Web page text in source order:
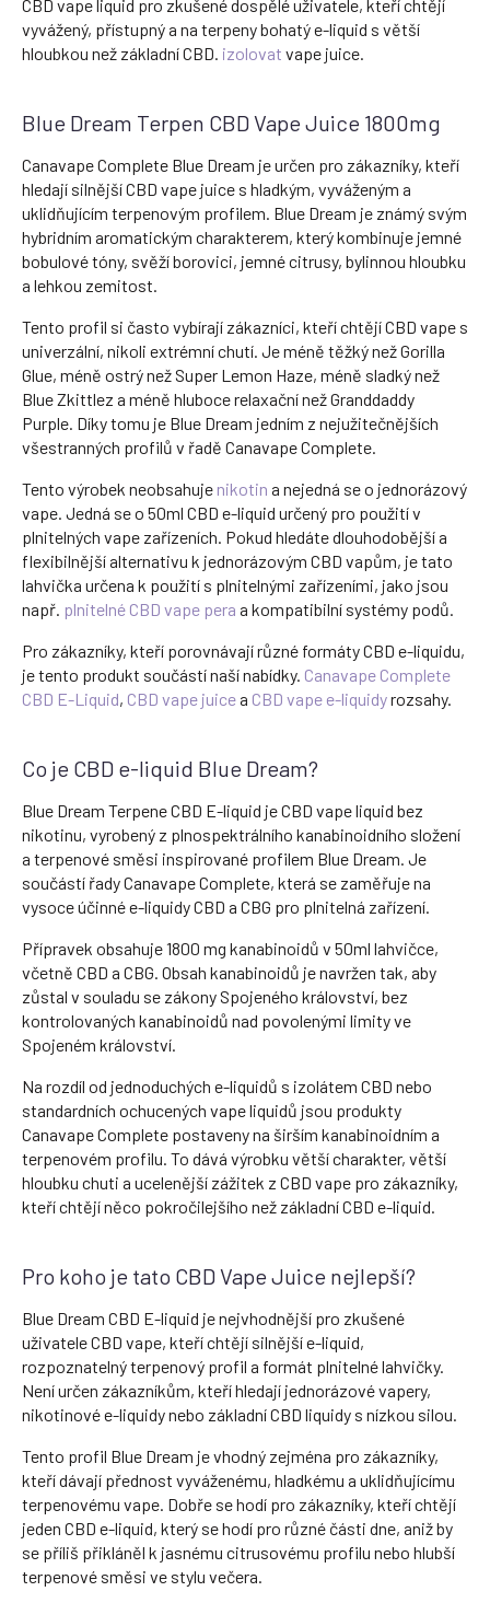
CBD vape liquid pro zkušené dospělé uživatele, kteří chtějí
vyvážený, přístupný a na terpeny bohatý e-liquid s větší
hloubkou než základní CBD. izolovat vape juice.
Blue Dream Terpen CBD Vape Juice 1800mg
Canavape Complete Blue Dream je určen pro zákazníky, kteří
hledají silnější CBD vape juice s hladkým, vyváženým a
uklidňujícím terpenovým profilem. Blue Dream je známý svým
hybridním aromatickým charakterem, který kombinuje jemné
bobulové tóny, svěží borovici, jemné citrusy, bylinnou hloubku
a lehkou zemitost.
Tento profil si často vybírají zákazníci, kteří chtějí CBD vape s
univerzální, nikoli extrémní chutí. Je méně těžký než Gorilla
Glue, méně ostrý než Super Lemon Haze, méně sladký než
Blue Zkittlez a méně hluboce relaxační než Granddaddy
Purple. Díky tomu je Blue Dream jedním z nejužitečnějších
všestranných profilů v řadě Canavape Complete.
Tento výrobek neobsahuje nikotin a nejedná se o jednorázový
vape. Jedná se o 50ml CBD e-liquid určený pro použití v
plnitelných vape zařízeních. Pokud hledáte dlouhodobější a
flexibilnější alternativu k jednorázovým CBD vapům, je tato
lahvička určena k použití s plnitelnými zařízeními, jako jsou
např. plnitelné CBD vape pera a kompatibilní systémy podů.
Pro zákazníky, kteří porovnávají různé formáty CBD e-liquidu,
je tento produkt součástí naší nabídky. Canavape Complete
CBD E-Liquid, CBD vape juicea CBD vape e-liquidyrozsahy.
Co je CBD e-liquid Blue Dream?
Blue Dream Terpene CBD E-liquid je CBD vape liquid bez
nikotinu, vyrobený z plnospektrálního kanabinoidního složení
a terpenové směsi inspirované profilem Blue Dream. Je
součástí řady Canavape Complete, která se zaměřuje na
vysoce účinné e-liquidy CBD a CBG pro plnitelná zařízení.
Přípravek obsahuje 1800 mg kanabinoidů v 50ml lahvičce,
včetně CBD a CBG. Obsah kanabinoidů je navržen tak, aby
zůstal v souladu se zákony Spojeného království, bez
kontrolovaných kanabinoidů nad povolenými limity ve
Spojeném království.
Na rozdíl od jednoduchých e-liquidů s izolátem CBD nebo
standardních ochucených vape liquidů jsou produkty
Canavape Complete postaveny na širším kanabinoidním a
terpenovém profilu. To dává výrobku větší charakter, větší
hloubku chuti a ucelenější zážitek z CBD vape pro zákazníky,
kteří chtějí něco pokročilejšího než základní CBD e-liquid.
Pro koho je tato CBD Vape Juice nejlepší?
Blue Dream CBD E-liquid je nejvhodnější pro zkušené
uživatele CBD vape, kteří chtějí silnější e-liquid,
rozpoznatelný terpenový profil a formát plnitelné lahvičky.
Není určen zákazníkům, kteří hledají jednorázové vapery,
nikotinové e-liquidy nebo základní CBD liquidy s nízkou silou.
Tento profil Blue Dream je vhodný zejména pro zákazníky,
kteří dávají přednost vyváženému, hladkému a uklidňujícímu
terpenovému vape. Dobře se hodí pro zákazníky, kteří chtějí
jeden CBD e-liquid, který se hodí pro různé části dne, aniž by
se příliš přikláněl k jasnému citrusovému profilu nebo hlubší
terpenové směsi ve stylu večera.